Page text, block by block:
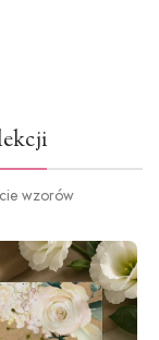
(+1.2zł)
wzorów